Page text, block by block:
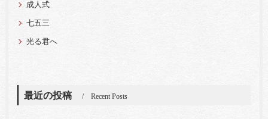
成人式
七五三
光る君へ
最近の投稿 Recent Posts